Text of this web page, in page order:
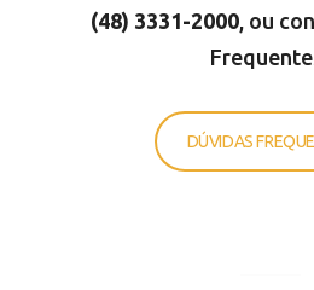
(48) 3331-2000 , ou
DÚVIDAS